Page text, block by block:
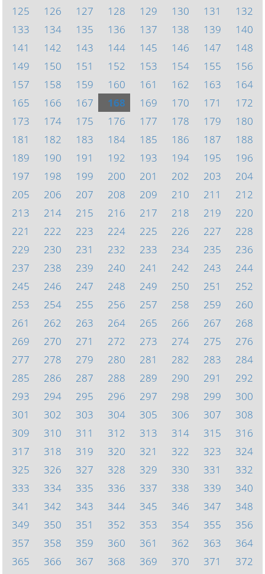
125
126 127 128 129 130 131
132
133
134 135 136 137 138 139
140
141
142 143 144 145 146 147
148
149
150 151 152 153 154 155
156
157
158 159 160 161 162 163
164
165
166 167 168 169 170 171
172
173
174 175 176 177 178 179
180
181
182 183 184 185 186 187
188
189
190 191 192 193 194 195
196
197
198 199 200 201 202 203
204
205
206 207 208 209 210 211
212
213
214 215 216 217 218 219
220
221
222 223 224 225 226 227
228
229
230 231 232 233 234 235
236
237
238 239 240 241 242 243
244
245
246 247 248 249 250 251
252
253
254 255 256 257 258 259
260
261
262 263 264 265 266 267
268
269
270 271 272 273 274 275
276
277
278 279 280 281 282 283
284
285
286 287 288 289 290 291
292
293
294 295 296 297 298 299
300
301
302 303 304 305 306 307
308
309
310 311 312 313 314 315
316
317
318 319 320 321 322 323
324
325
326 327 328 329 330 331
332
333
334 335 336 337 338 339
340
341
342 343 344 345 346 347
348
349
350 351 352 353 354 355
356
357
358 359 360 361 362 363
364
365
366 367 368 369 370 371
372